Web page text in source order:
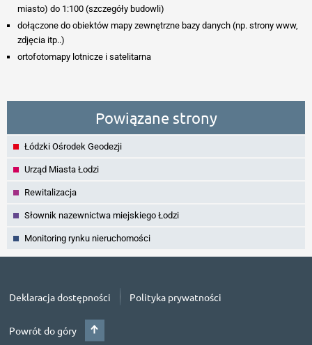
miasto) do 1:100 (szczegóły budowli)
dołączone do obiektów mapy zewnętrzne bazy danych (np. strony www,
zdjęcia itp..)
ortofotomapy lotnicze i satelitarna
Powiązane strony
Łódzki Ośrodek Geodezji
Urząd Miasta Łodzi
Rewitalizacja
Słownik nazewnictwa miejskiego Łodzi
Monitoring rynku nieruchomości
Deklaracja dostępności Polityka prywatności
Powrót do góry